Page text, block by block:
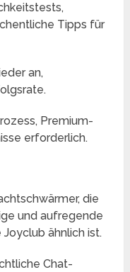
Tipps für
an,
Premium-
erforderlich.
die
und aufregende
ähnlich ist.
Chat-